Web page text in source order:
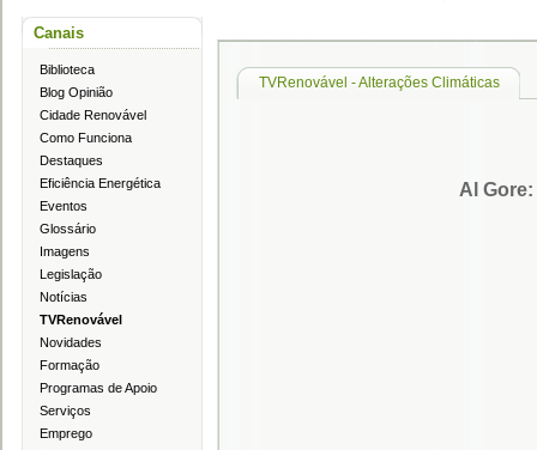
Canais
Biblioteca
Blog Opinião
Cidade Renovável
Como Funciona
Destaques
Eficiência Energética
Eventos
Glossário
Imagens
Legislação
Notícias
TVRenovável
Novidades
Formação
Programas de Apoio
Serviços
Emprego
TVRenovável - Alterações Climáticas
Al